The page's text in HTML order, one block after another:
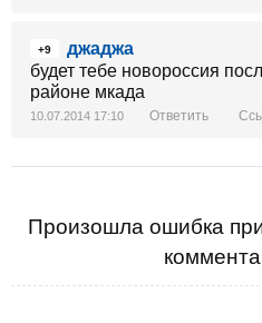
+9
джаджа
будет тебе новороссия
районе мкада
10.07.2014 17:10 Ответить
Произошла ошибка